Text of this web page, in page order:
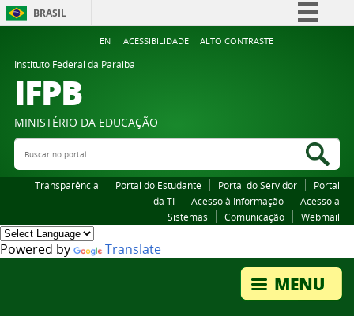
BRASIL
Simplifique!
Legislação
EN ACESSIBILIDADE ALTO CONTRASTE
Instituto Federal da Paraiba
IFPB
MINISTÉRIO DA EDUCAÇÃO
Buscar no portal
Transparência Portal do Estudante Portal do Servidor
Portal
da TI
Acesso à Informação
Acesso a
Sistemas
Comunicação Webmail
Powered by Translate